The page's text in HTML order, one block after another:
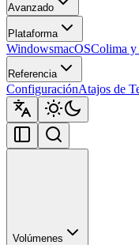
Avanzado
Plataforma
WindowsmacOSColima y
Referencia
ConfiguraciónAtajos de
Volúmenes